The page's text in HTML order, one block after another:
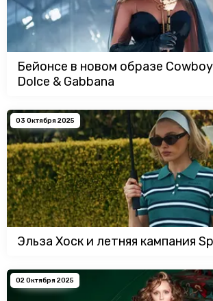
Бейонсе в новом образе
Dolce & Gabbana
03 Октября 2025
Эльза Хоск и летняя кампания
02 Октября 2025